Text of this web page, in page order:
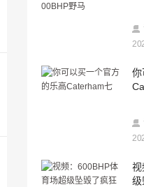
2022-07-11
TVR的新跑车将使
这是你实际负担得
视频：观看这个唱
非理性欲望的对象
你
视
级